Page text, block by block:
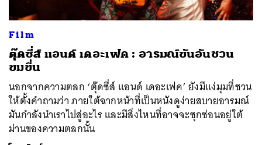
Film
ตุ๊ดซี่ส์ แอนด์ เดอะเฟค : อารมณ์ขันอันชวน
ขมขื่น
นอกจากความตลก ‘ตุ๊ดซี่ส์ แอนด์ เดอะเฟค’ ยังมีแง่มุมที่ชวน
ให้ตั้งคำถามว่า ภายใต้ฉากหน้าที่เป็นหนังดูง่ายสบายอารมณ์
มันกำลังนำเราไปสู่อะไร และมีสิ่งไหนที่อาจจะซุกซ่อนอยู่ใต้
ม่านของความตลกนั้น